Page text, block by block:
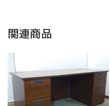
関連商品